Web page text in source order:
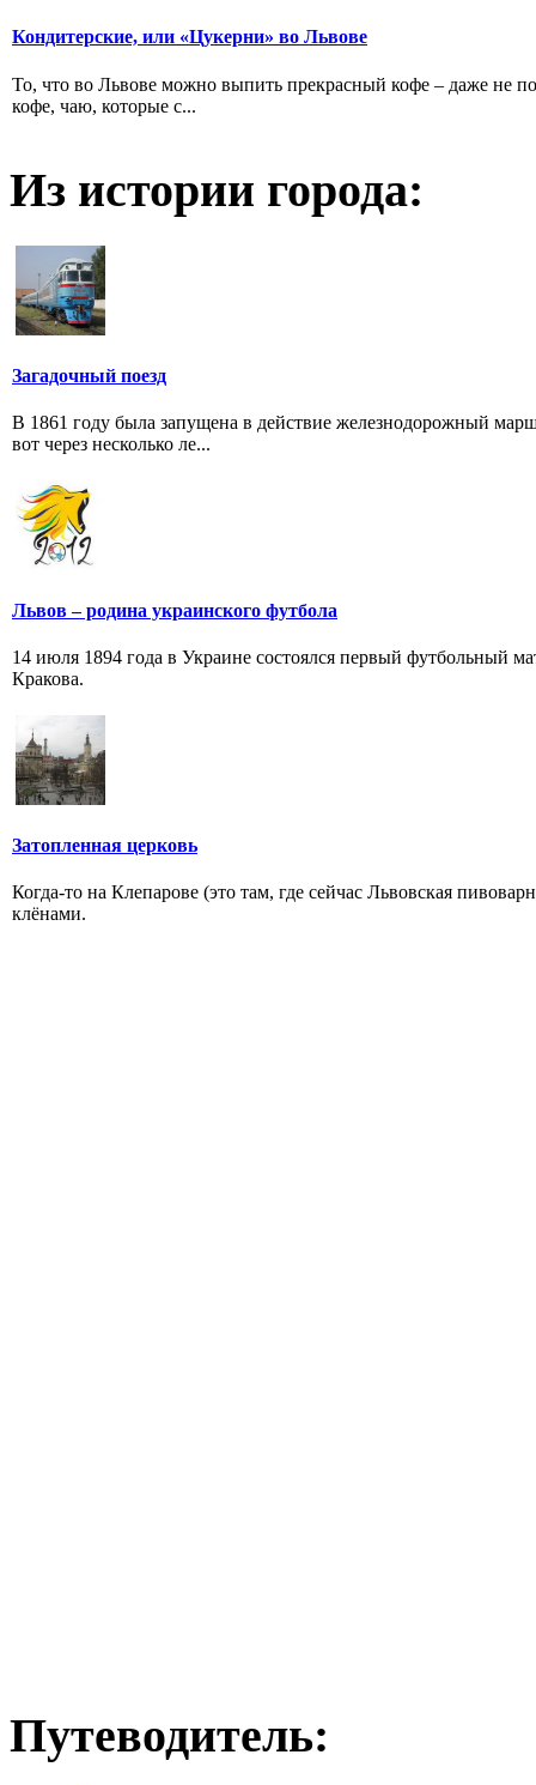
Кондитерские, или «Цукерни» во Львове
То, что во Львове можно выпить прекрасный кофе – даже не
кофе, чаю, которые с...
Из истории города:
Загадочный поезд
В 1861 году была запущена в действие железнодорожный
вот через несколько ле...
Львов – родина украинского футбола
14 июля 1894 года в Украине состоялся первый футбольный
Кракова.
Затопленная церковь
Когда-то на Клепарове (это там, где сейчас Львовская
клёнами.
Путеводитель: